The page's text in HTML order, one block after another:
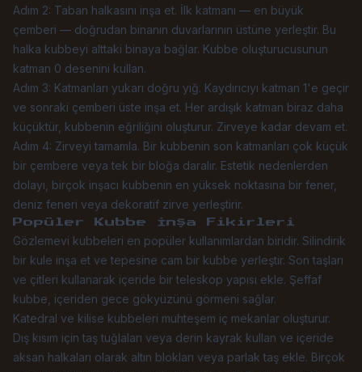
Adım 2: Taban halkasını inşa et. İlk katmanı — en büyük
çemberi — doğrudan binanın duvarlarının üstüne yerleştir. Bu
halka kubbeyi alttaki binaya bağlar. Kubbe oluşturucusunun
katman 0 desenini kullan.
Adım 3: Katmanları yukarı doğru yığ. Kaydırıcıyı katman 1'e geçir
ve sonraki çemberi üste inşa et. Her ardışık katman biraz daha
küçüktür, kubbenin eğriliğini oluşturur. Zirveye kadar devam et.
Adım 4: Zirveyi tamamla. Bir kubbenin son katmanları çok küçük
bir çembere veya tek bir bloğa daralır. Estetik nedenlerden
dolayı, birçok inşacı kubbenin en yüksek noktasına bir fener,
deniz feneri veya dekoratif zirve yerleştirir.
Popüler Kubbe İnşa Fikirleri
Gözlemevi kubbeleri en popüler kullanımlardan biridir. Silindirik
bir kule inşa et ve tepesine cam bir kubbe yerleştir. Son taşları
ve çitleri kullanarak içeride bir teleskop yapısı ekle. Şeffaf
kubbe, içeriden gece gökyüzünü görmeni sağlar.
Katedral ve kilise kubbeleri muhteşem iç mekanlar oluşturur.
Dış kısım için taş tuğlaları veya derin kayrak kullan ve içeride
aksan halkaları olarak altın blokları veya parlak taş ekle. Birçok